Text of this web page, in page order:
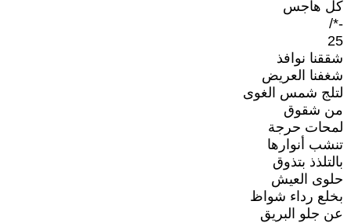
كل هاجس
-*/
25
شققنا نوافذ
شغفنا العريض
لتلج شمس الغوى
من شقوق
لمحات حرجة
تنشب أنوارها
بالتلذذ بتذوق
حلوى العيش
بخلع رداء شواظ
عن جلو البريق